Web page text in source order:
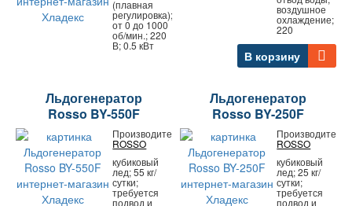
(плавная
регулировка);
от 0 до 1000
об/мин.; 220
В; 0.5 кВт
воздушное
охлаждение;
220
В корзину
Льдогенератор
Rosso BY-550F
Производитель:
ROSSO
кубиковый
лед; 55 кг/
сутки;
требуется
подвод и
Льдогенератор
Rosso BY-250F
Производитель:
ROSSO
кубиковый
лед; 25 кг/
сутки;
требуется
подвод и